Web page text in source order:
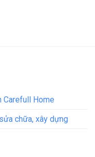
Carefull Home
chữa, xây dựng